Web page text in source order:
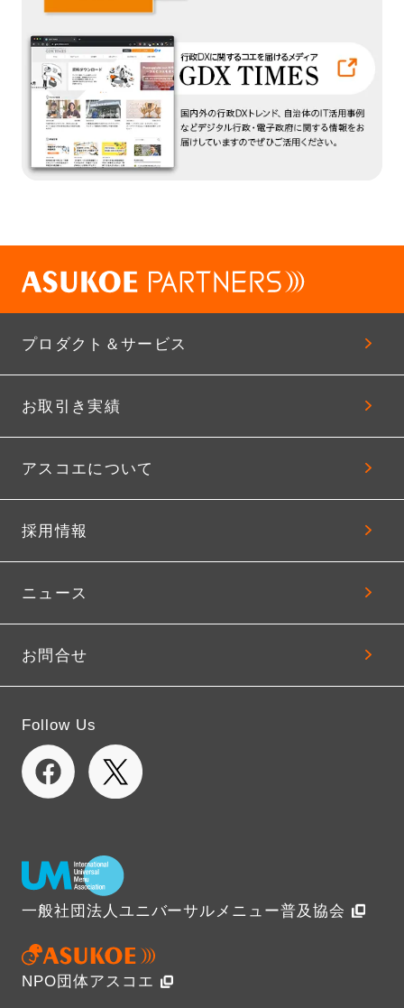
プロダクト＆サービス
お取引き実績
アスコエについて
採用情報
ニュース
お問合せ
Follow Us
一般社団法人ユニバーサルメニュー普及協会
NPO団体アスコエ